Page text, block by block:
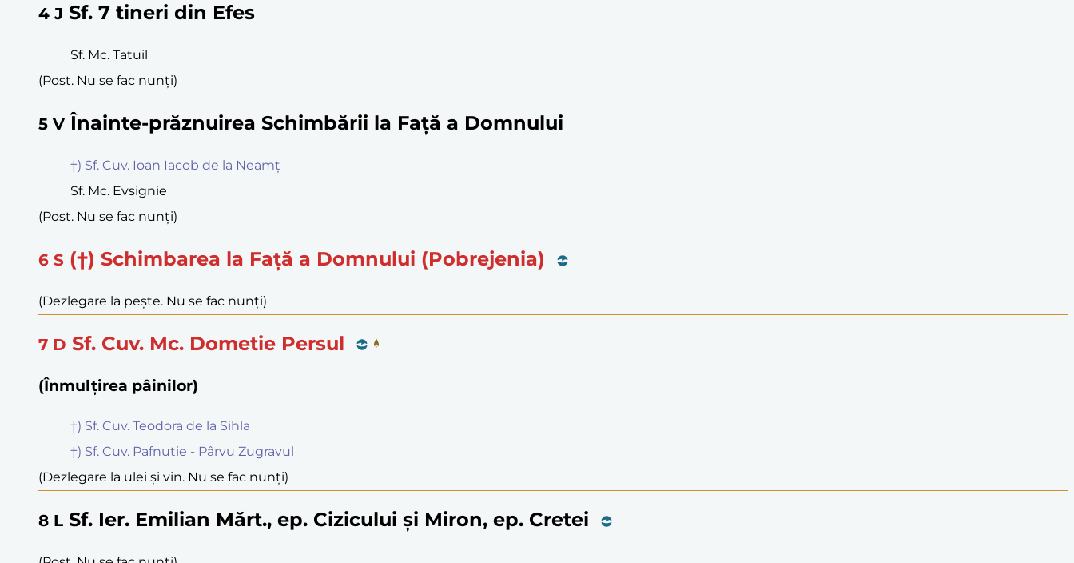
4 J Sf. 7 tineri din Efes
Sf. Mc. Tatuil
(Post. Nu se fac nunți)
5 V Înainte-prăznuirea Schimbării la Față a Domnului
†) Sf. Cuv. Ioan Iacob de la Neamț
Sf. Mc. Evsignie
(Post. Nu se fac nunți)
6 S (†) Schimbarea la Față a Domnului (Pobrejenia)
(Dezlegare la pește. Nu se fac nunți)
7 D Sf. Cuv. Mc. Dometie Persul
(Înmulțirea pâinilor)
†) Sf. Cuv. Teodora de la Sihla
†) Sf. Cuv. Pafnutie - Pârvu Zugravul
(Dezlegare la ulei și vin. Nu se fac nunți)
8 L Sf. Ier. Emilian Mărt., ep. Cizicului și Miron, ep. Cretei